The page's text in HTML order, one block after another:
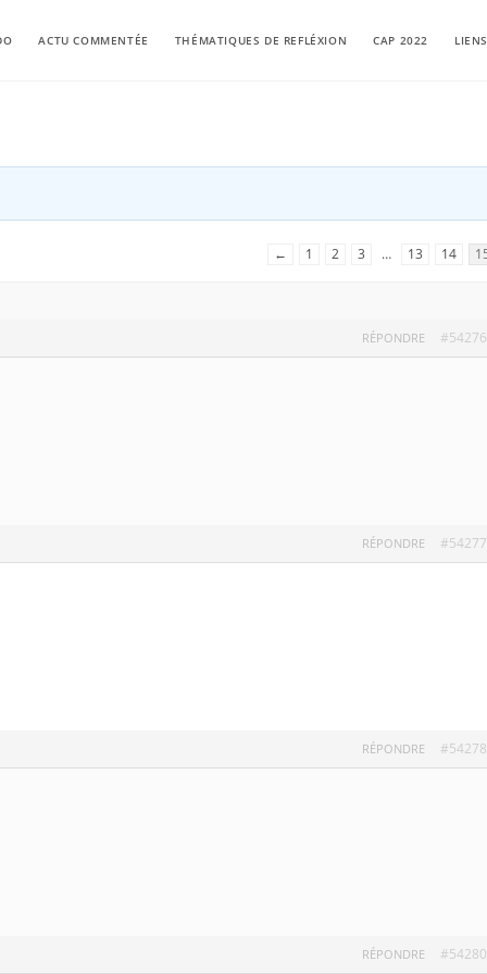
ACTU COMMENTÉE THÉMATIQUES DE REFLÉXION CAP 2022
← 1 2 3 … 13 14
#54276
RÉPONDRE
#54277
RÉPONDRE
#54278
RÉPONDRE
#54280
RÉPONDRE